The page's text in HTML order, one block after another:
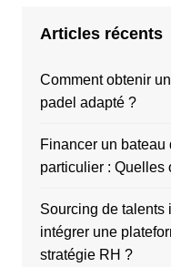
Articles récents
Comment obtenir
padel adapté ?
Financer un bateau
particulier : Quelles
Sourcing de talents
intégrer une
stratégie RH ?